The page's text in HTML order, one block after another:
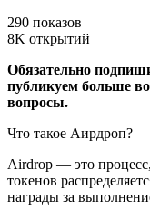
290 показов
8K открытий
Обязательно
публикуем больше
вопросы.
Что такое Аирдроп?
Airdrop — это
токенов
награды за